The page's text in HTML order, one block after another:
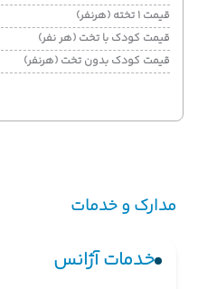
قیمت 1 تخته (هرنفر)
قیمت کودک با تخت (هر نفر)
قیمت کودک بدون تخت (هرنفر)
مدارک و خدمات
خدمات آژانس